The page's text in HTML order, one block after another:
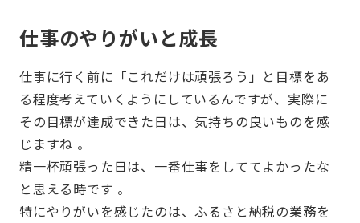
仕事のやりがいと成長
仕事に行く前に「これだけは頑張ろう」と目標をあ
る程度考えていくようにしているんですが、実際に
その目標が達成できた日は、気持ちの良いものを感
じますね 。
精一杯頑張った日は、一番仕事をしててよかったな
と思える時です 。
特にやりがいを感じたのは、ふるさと納税の業務を